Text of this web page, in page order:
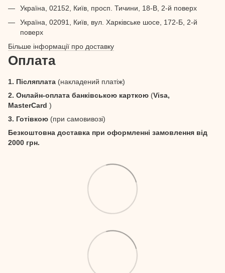
Україна, 02152, Київ, просп. Тичини, 18-В, 2-й поверх
Україна, 02091, Київ, вул. Харківське шосе, 172-Б, 2-й
поверх
Більше інформації про доставку
Оплата
1. Післяплата (накладений платіж)
2. Онлайн-оплата банківською карткою (Visa,
MasterCard )
3. Готівкою (при самовивозі)
Безкоштовна доставка при оформленні замовлення від
2000 грн.